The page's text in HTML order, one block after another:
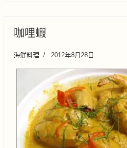
咖哩蝦
海鮮料理 2012年8月28日